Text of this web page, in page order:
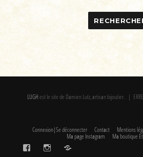
LUGHest le site de Damien Lutz, artisan bijoutier. |
Connexion|Se déconnecter Contact Mentions
Ma page Instagram Ma boutique
FaceBook Instagram Etsy